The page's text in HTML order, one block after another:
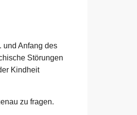
und Anfang des
Störungen
Kindheit
zu fragen.